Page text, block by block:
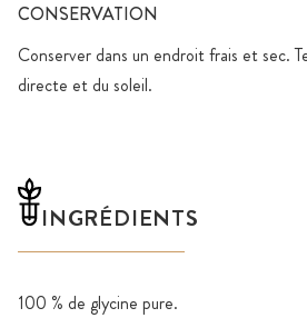
CONSERVATION
Conserver dans un endroit frais et sec.
directe et du soleil.
INGRÉDIENTS
100 % de glycine pure.